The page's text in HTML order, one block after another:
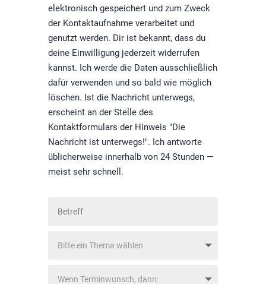
elektronisch gespeichert und zum Zweck
der Kontaktaufnahme verarbeitet und
genutzt werden. Dir ist bekannt, dass du
deine Einwilligung jederzeit widerrufen
kannst. Ich werde die Daten ausschließlich
dafür verwenden und so bald wie möglich
löschen. Ist die Nachricht unterwegs,
erscheint an der Stelle des
Kontaktformulars der Hinweis "Die
Nachricht ist unterwegs!". Ich antworte
üblicherweise innerhalb von 24 Stunden —
meist sehr schnell.